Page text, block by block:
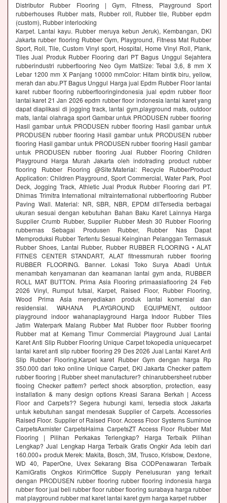
Distributor Rubber Flooring | Gym, Fitness, Playground Sport
rubberhouses Rubber mats, Rubber roll, Rubber tile, Rubber epdm
(custom), Rubber interlocking
Karpet. Lantai kayu. Rubber meruya kebun Jeruk), Kembangan, DKI
Jakarta rubber flooring Rubber Gym, Playground, Fitness Mat Rubber
Sport, Roll, Tile, Custom Vinyl sport, Hospital, Home Vinyl Roll, Plank,
Tiles Jual Produk Rubber Flooring dari PT Bagus Unggul Sejahtera
rubberindustri rubberflooring Neo Gym MatSize: Tebal 3,6, 8 mm X
Lebar 1200 mm X Panjang 10000 mmColor: Hitam bintik biru, yellow,
merah dan abu.PT Bagus Unggul Harga jual Epdm Rubber Floor lantai
karet rubber flooring rubberflooringindonesia jual epdm rubber floor
lantai karet 21 Jan 2026 epdm rubber floor indonesia lantai karet yang
dapat diaplikasi di jogging track, lantai gym,playground mats, outdoor
mats, lantai olahraga sport Gambar untuk PRODUSEN rubber flooring
Hasil gambar untuk PRODUSEN rubber flooring Hasil gambar untuk
PRODUSEN rubber flooring Hasil gambar untuk PRODUSEN rubber
flooring Hasil gambar untuk PRODUSEN rubber flooring Hasil gambar
untuk PRODUSEN rubber flooring Jual Rubber Flooring Children
Playground Harga Murah Jakarta oleh indotrading product rubber
flooring Rubber Flooring @Site:Material: Recycle RubberProduct
Application: Children Playground, Sport Commercial, Water Park, Pool
Deck, Jogging Track, Athletic Jual Produk Rubber Flooring dari PT.
Dhimas Trimitra International mitrainternational rubberflooring Rubber
Paving Wall. Material: NR, SBR, NBR, EPDM dllTersedia berbagai
ukuran sesuai dengan kebutuhan Bahan Baku Karet Lainnya Harga
Supplier Crumb Rubber, Supplier Rubber Mesh 30 Rubber Flooring
rubbernas Sebagai Produsen Rubber, Rubber Nas Dapat
Memproduksi Rubber Tertentu Sesuai Keinginan Pelanggan Termasuk
Rubber Shoes, Lantai Rubber, Rubber RUBBER FLOORING • ALAT
FITNES CENTER STANDART, ALAT fitnessmurah rubber flooring
RUBBER FLOORING. Banner. Lokasi Toko Surya Abadi Untuk
menambah kenyamanan dan keamanan lantai gym anda, RUBBER
ROLL MAT BUTTON. Prima Asia Flooring primaasiaflooring 24 Feb
2026 Vinyl, Rumput futsal, Karpet, Raised Floor, Rubber Flooring,
Wood Prima Asia menyediakan produk lantai komersial dan
residensial. WAHANA PLAYGROUND EQUIPMENT, outdoor
playground indoor wahanaplayground Harga Indoor Rubber Tiles
Jatim Waterpark Malang Rubber Mat Rubber floor Rubber flooring
Rubber mat at Kemang Timur Commercial Playground Jual Lantai
Karet Anti Slip Rubber Flooring Unique Carpet tokopedia uniquecarpet
lantai karet anti slip rubber flooring 29 Des 2026 Jual Lantai Karet Anti
Slip Rubber Flooring,Karpet karet Rubber Gym dengan harga Rp
350.000 dari toko online Unique Carpet, DKI Jakarta Checker pattem
rubber flooring | Rubber sheet manufacturer? chinarubbersheet rubber
flooing Checker pattem? perfect shock absorption, protection, easy
installation & many design options Kreasi Sarana Berkah | Access
Floor and Carpets?? Segera hubungi kami, tersedia stock Jakarta
untuk kebutuhan sangat mendesak Supplier of Carpets. Accessories
Raised Floor. Supplier of Raised Floor. Access Floor Systems Suminoe
CarpetsAxmister CarpetsHaima CarpetsZT Access Floor Rubber Mat
Flooring | Pilihan Perkakas Terlengkap? Harga Terbaik Pilihan
Lengkap? Jual Lengkap Harga Terbaik Gratis Ongkir Ada lebih dari
160.000+ produk Merek: Makita, Bosch, 3M, Trusco, Krisbow, Dextone,
WD 40, PaperOne, Uvex Sekarang Bisa CODPenawaran Terbaik
KamiGratis Ongkos KirimOffice Supply Penelusuran yang terkait
dengan PRODUSEN rubber flooring rubber flooring indonesia harga
rubber floor jual beli rubber floor rubber flooring surabaya harga rubber
mat playground rubber mat karet lantai karet gym harga karpet rubber